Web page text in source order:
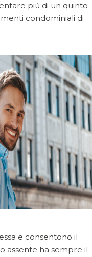
più di un quinto
condominiali di
e consentono il
assente ha sempre il